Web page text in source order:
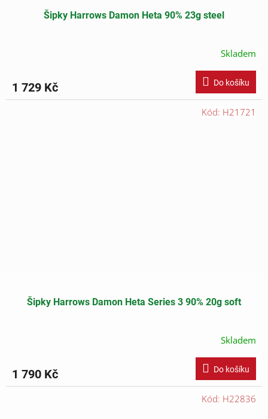
Šipky Harrows Damon Heta 90% 23g steel
Skladem
1 729 Kč Do košíku
Šipky Harrows Damon Heta Series 3 90% 20g soft
Skladem
1 790 Kč Do košíku
Kód: H21721
Kód: H22836